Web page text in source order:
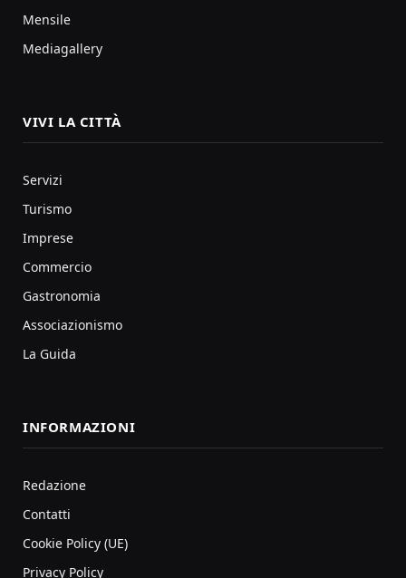
Mensile
Mediagallery
VIVI LA CITTÀ
Servizi
Turismo
Imprese
Commercio
Gastronomia
Associazionismo
La Guida
INFORMAZIONI
Redazione
Contatti
Cookie Policy (UE)
Privacy Policy